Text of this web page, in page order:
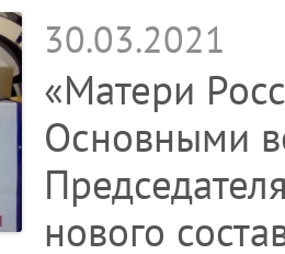
30.03.2021
«Матери
Основными
нового